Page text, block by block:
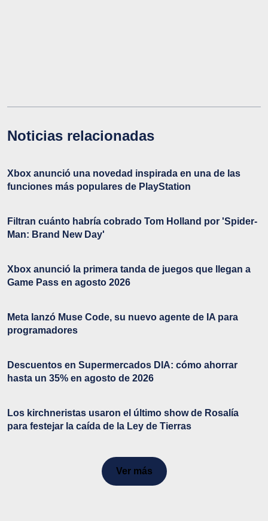
Noticias relacionadas
Xbox anunció una novedad inspirada en una de las
funciones más populares de PlayStation
Filtran cuánto habría cobrado Tom Holland por 'Spider-
Man: Brand New Day'
Xbox anunció la primera tanda de juegos que llegan a
Game Pass en agosto 2026
Meta lanzó Muse Code, su nuevo agente de IA para
programadores
Descuentos en Supermercados DIA: cómo ahorrar
hasta un 35% en agosto de 2026
Los kirchneristas usaron el último show de Rosalía
para festejar la caída de la Ley de Tierras
Ver más